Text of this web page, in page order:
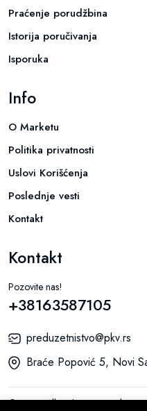
Praćenje porudžbina
Istorija poručivanja
Isporuka
Info
O Marketu
Politika privatnosti
Uslovi Korišćenja
Poslednje vesti
Kontakt
Kontakt
Pozovite nas!
+38163587105
preduzetnistvo@pkv.rs
Braće Popović 5, Novi
© 2026 All Rights Reserved.